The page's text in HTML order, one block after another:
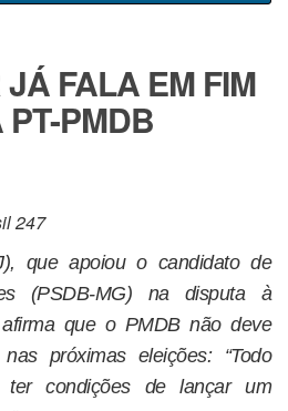
FALA EM FIM
PMDB
247
que apoiou o candidato de
(PSDB-MG) na disputa à
que o PMDB não deve
próximas eleições: “Todo
ter condições de lançar um